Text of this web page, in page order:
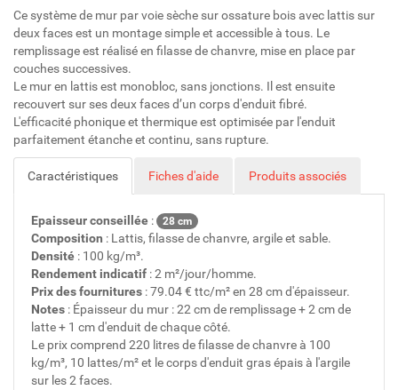
Ce système de mur par voie sèche sur ossature bois avec lattis sur
deux faces est un montage simple et accessible à tous. Le
remplissage est réalisé en filasse de chanvre, mise en place par
couches successives.
Le mur en lattis est monobloc, sans jonctions. Il est ensuite
recouvert sur ses deux faces d’un corps d'enduit fibré.
L'efficacité phonique et thermique est optimisée par l'enduit
parfaitement étanche et continu, sans rupture.
Caractéristiques Fiches d'aide Produits associés
Epaisseur conseillée : 28 cm
Composition : Lattis, filasse de chanvre, argile et sable.
Densité : 100 kg/m³.
Rendement indicatif : 2 m²/jour/homme.
Prix des fournitures : 79.04 € ttc/m² en 28 cm d'épaisseur.
Notes : Épaisseur du mur : 22 cm de remplissage + 2 cm de
latte + 1 cm d'enduit de chaque côté.
Le prix comprend 220 litres de filasse de chanvre à 100
kg/m³, 10 lattes/m² et le corps d'enduit gras épais à l'argile
sur les 2 faces.